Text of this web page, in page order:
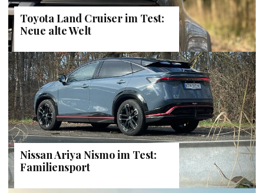
Toyota Land Cruiser im Test:
Neue alte Welt
Nissan Ariya Nismo im Test:
Familiensport